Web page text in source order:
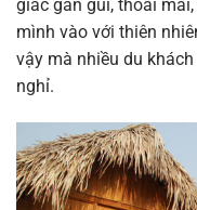
giác gần gũi, thoải
mình vào với thiên
vậy mà nhiều du
nghỉ.